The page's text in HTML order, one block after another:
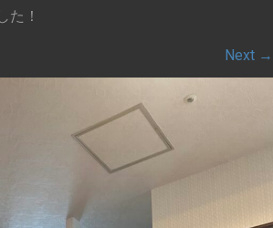
た！
Next →